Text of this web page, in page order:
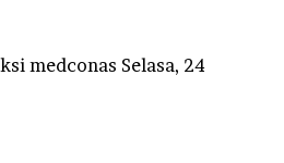
medconas Selasa, 24